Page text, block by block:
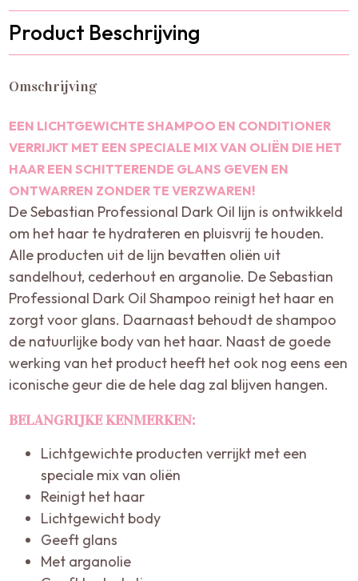
Product Beschrijving
Omschrijving
EEN LICHTGEWICHTE SHAMPOO EN CONDITIONER
VERRIJKT MET EEN SPECIALE MIX VAN OLIËN DIE HET
HAAR EEN SCHITTERENDE GLANS GEVEN EN
ONTWARREN ZONDER TE VERZWAREN!
De Sebastian Professional Dark Oil lijn is ontwikkeld
om het haar te hydrateren en pluisvrij te houden.
Alle producten uit de lijn bevatten oliën uit
sandelhout, cederhout en arganolie. De Sebastian
Professional Dark Oil Shampoo reinigt het haar en
zorgt voor glans. Daarnaast behoudt de shampoo
de natuurlijke body van het haar. Naast de goede
werking van het product heeft het ook nog eens een
iconische geur die de hele dag zal blijven hangen.
BELANGRIJKE KENMERKEN:
Lichtgewichte producten verrijkt met een
speciale mix van oliën
Reinigt het haar
Lichtgewicht body
Geeft glans
Met arganolie